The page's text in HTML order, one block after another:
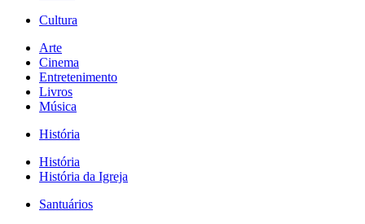
Cultura
Arte
Cinema
Entretenimento
Livros
Música
História
História
História da Igreja
Santuários